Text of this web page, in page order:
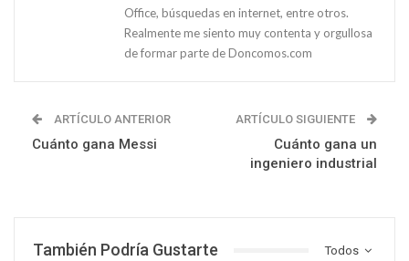
Office, búsquedas en internet, entre otros.
Realmente me siento muy contenta y orgullosa
de formar parte de Doncomos.com
ARTÍCULO ANTERIOR
Cuánto gana Messi
ARTÍCULO SIGUIENTE
Cuánto gana un
ingeniero industrial
Todos
También Podría Gustarte